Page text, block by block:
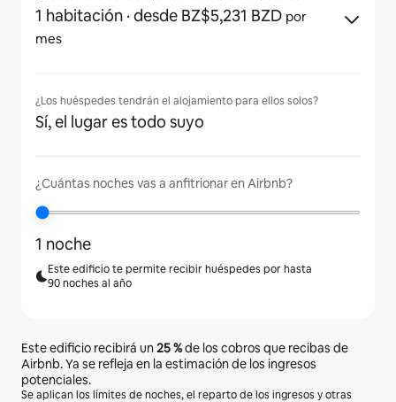
1 habitación · desde BZ$5,231 BZD por
mes
¿Los huéspedes tendrán el alojamiento para ellos solos?
Sí, el lugar es todo suyo
¿Cuántas noches vas a anfitrionar en Airbnb?
1 noche
Este edificio te permite recibir huéspedes por hasta
90 noches al año
Este edificio recibirá un25 %de los cobros que recibas de
Airbnb. Ya se refleja en la estimación de los ingresos
potenciales.
Se aplican los límites de noches, el reparto de los ingresos y otras